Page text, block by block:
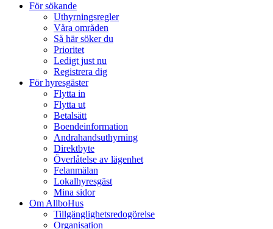
För sökande
Uthyrningsregler
Våra områden
Så här söker du
Prioritet
Ledigt just nu
Registrera dig
För hyresgäster
Flytta in
Flytta ut
Betalsätt
Boendeinformation
Andrahandsuthyrning
Direktbyte
Överlåtelse av lägenhet
Felanmälan
Lokalhyresgäst
Mina sidor
Om AllboHus
Tillgänglighetsredogörelse
Organisation